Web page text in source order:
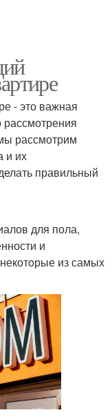
- это важная
рассмотрения
рассмотрим
и их
правильный
для пола,
и
из самых